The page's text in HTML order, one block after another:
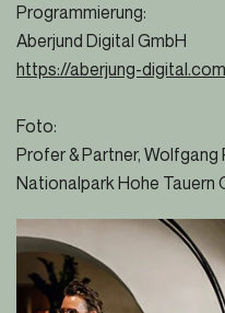
Programmierung:
Aberjund Digital GmbH
https://aberjung-
Foto:
Profer & Partner,
Nationalpark Hohe Tauern